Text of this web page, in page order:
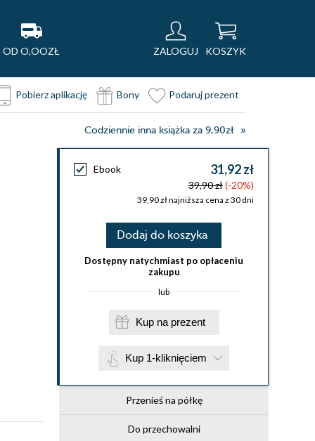
OD O,OOZŁ ZALOGUJ KOSZYK
Pobierz aplikację Bony Podaruj prezent
Codziennie inna książka za 9,90zł
Ebook 31,92 zł
39,90 zł(-20%)
39,90 zł najniższa cena z 30 dni
Dodaj do koszyka
Dostępny natychmiast po opłaceniu
zakupu
lub
Kup na prezent
Kup 1-kliknięciem
Przenieś na półkę
Do przechowalni